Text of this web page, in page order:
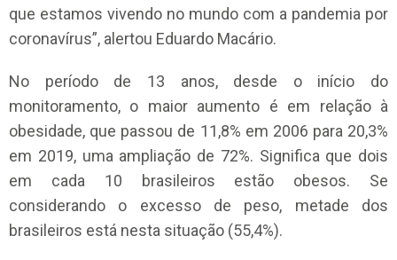
que estamos vivendo no mundo com a pandemia por
coronavírus”, alertou Eduardo Macário.
No período de 13 anos, desde o início do
monitoramento, o maior aumento é em relação à
obesidade, que passou de 11,8% em 2006 para 20,3%
em 2019, uma ampliação de 72%. Significa que dois
em cada 10 brasileiros estão obesos. Se
considerando o excesso de peso, metade dos
brasileiros está nesta situação (55,4%).